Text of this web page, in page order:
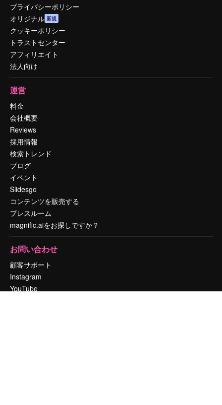
プライバシーポリシー
オリジナル 新規
クッキーポリシー
トラストセンター
アフィリエイト
法人向け
運営
料金
会社概要
Reviews
採用情報
検索トレンド
ブログ
イベント
Slidesgo
コンテンツを販売する
プレスルーム
magnific.aiをお探しですか？
お問い合わせ
顧客サポート
Instagram
YouTube